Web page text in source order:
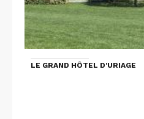
LE GRAND HÔTEL D'URIAGE